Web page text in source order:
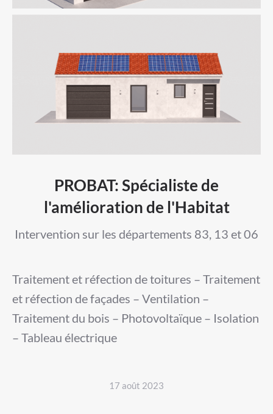
PROBAT: Spécialiste de
l'amélioration de l'Habitat
Intervention sur les départements 83, 13 et 06
Traitement et réfection de toitures – Traitement
et réfection de façades – Ventilation –
Traitement du bois – Photovoltaïque – Isolation
– Tableau électrique
17 août 2023